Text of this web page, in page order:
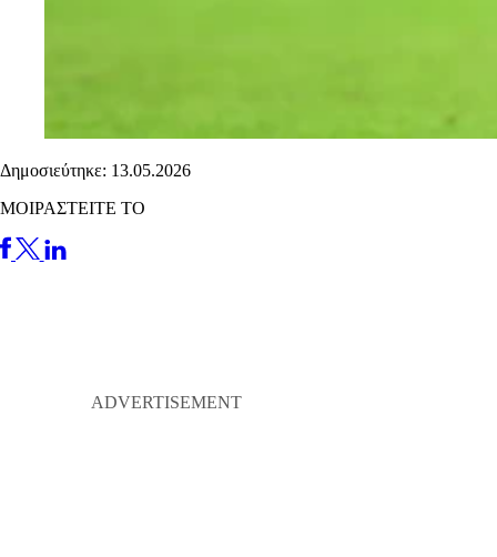
Δημοσιεύτηκε: 13.05.2026
ΜΟΙΡΑΣΤΕΙΤΕ ΤΟ